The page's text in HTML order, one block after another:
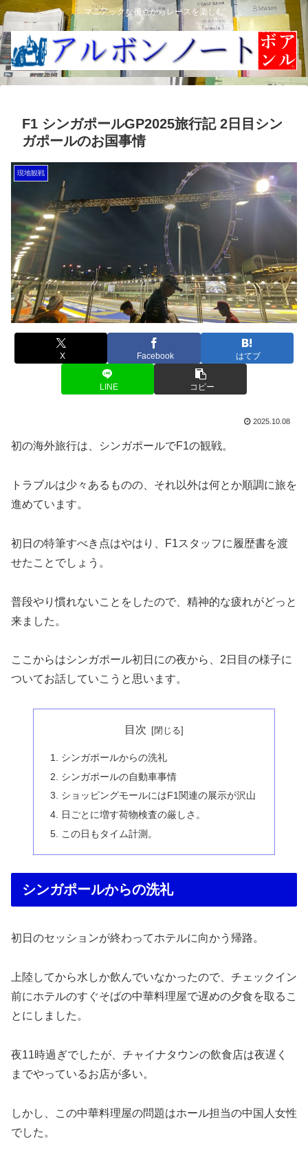
マニアックな視点からレースを楽しむ
F1 シンガポールGP2025旅行記 2日目シン
ガポールのお国事情
現地観戦
X Facebook はてブ
LINE コピー
2025.10.08
初の海外旅行は、シンガポールでF1の観戦。
トラブルは少々あるものの、それ以外は何とか順調に旅を
進めています。
初日の特筆すべき点はやはり、F1スタッフに履歴書を渡
せたことでしょう。
普段やり慣れないことをしたので、精神的な疲れがどっと
来ました。
ここからはシンガポール初日にの夜から、2日目の様子に
ついてお話していこうと思います。
目次
シンガポールからの洗礼
シンガポールの自動車事情
ショッピングモールにはF1関連の展示が沢山
日ごとに増す荷物検査の厳しさ。
この日もタイム計測。
シンガポールからの洗礼
初日のセッションが終わってホテルに向かう帰路。
上陸してから水しか飲んでいなかったので、チェックイン
前にホテルのすぐそばの中華料理屋で遅めの夕食を取るこ
とにしました。
夜11時過ぎでしたが、チャイナタウンの飲食店は夜遅く
までやっているお店が多い。
しかし、この中華料理屋の問題はホール担当の中国人女性
でした。